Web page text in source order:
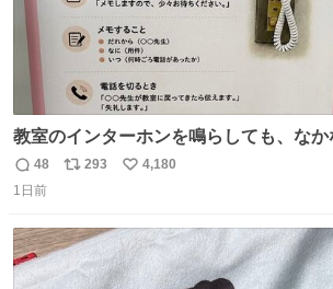
教室のインターホンを鳴らしても、な
とがあります…。 もしかすると「電話の出方」に困ってい
るのかもしれません。 そこで「何を話
す。 インターホンの応対も大切なコミュニケーションの学
びです。
返
信
48
リ
ト
数
293
い
数
4,180
1日前